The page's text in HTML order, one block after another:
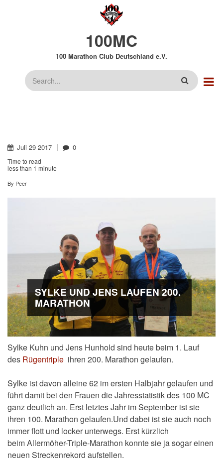
100MC
100 Marathon Club Deutschland e.V.
Suche
Juli 29 2017 0
Time to read
less than 1 minute
By Peer
SYLKE UND JENS LAUFEN 200.
MARATHON
Sylke Kuhn und Jens Hunhold sind heute beim 1. Lauf
des Rügentriple ihren 200. Marathon gelaufen.
Sylke ist davon alleine 62 im ersten Halbjahr gelaufen und
führt damit bei den Frauen die Jahresstatistik des 100 MC
ganz deutlich an. Erst letztes Jahr im September ist sie
ihren 100. Marathon gelaufen.Und dabei ist sie auch noch
immer flott und locker unterwegs. Erst kürzlich
beim Allermöher-Triple-Marathon konnte sie ja sogar einen
neuen Streckenrekord aufstellen.